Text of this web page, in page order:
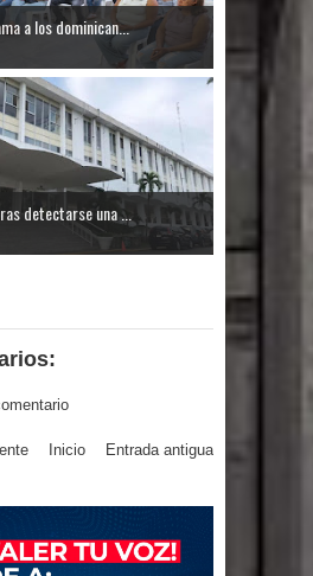
a los dominican...
detectarse una ...
Entrada antigua
Inicio